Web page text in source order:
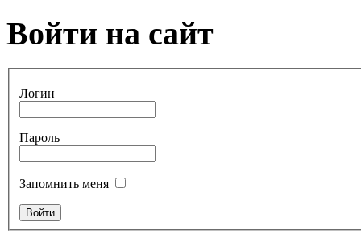
Войти на сайт
Логин
Пароль
Запомнить меня